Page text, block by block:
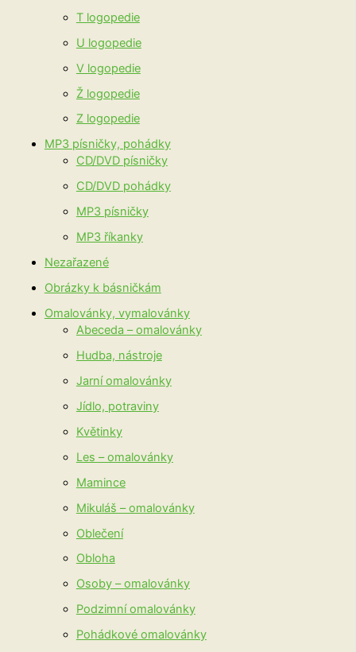
T logopedie
U logopedie
V logopedie
Ž logopedie
Z logopedie
MP3 písničky, pohádky
CD/DVD písničky
CD/DVD pohádky
MP3 písničky
MP3 říkanky
Nezařazené
Obrázky k básničkám
Omalovánky, vymalovánky
Abeceda – omalovánky
Hudba, nástroje
Jarní omalovánky
Jídlo, potraviny
Květinky
Les – omalovánky
Mamince
Mikuláš – omalovánky
Oblečení
Obloha
Osoby – omalovánky
Podzimní omalovánky
Pohádkové omalovánky